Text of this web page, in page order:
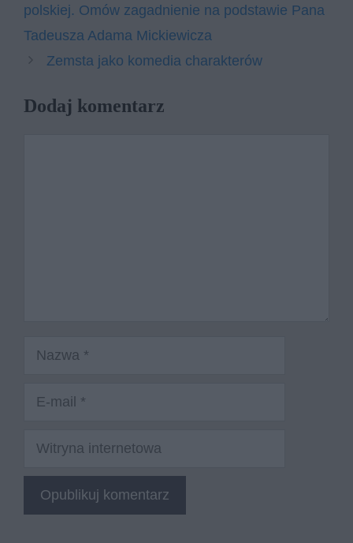
polskiej. Omów zagadnienie na podstawie Pana
Tadeusza Adama Mickiewicza
Zemsta jako komedia charakterów
Dodaj komentarz
Witryna
internetowa